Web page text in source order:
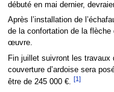
débuté en mai dernier,
Après l’installation de
de la confortation de la
œuvre.
Fin juillet suivront les travaux
couverture d’ardoise sera
être de 245 000 €. [1]